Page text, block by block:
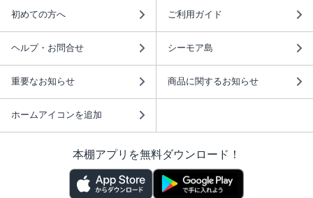
初めての方へ ご利用ガイド
ヘルプ・お問合せ シーモア島
重要なお知らせ 商品に関するお知らせ
ホームアイコンを追加
本棚アプリを無料ダウンロード！